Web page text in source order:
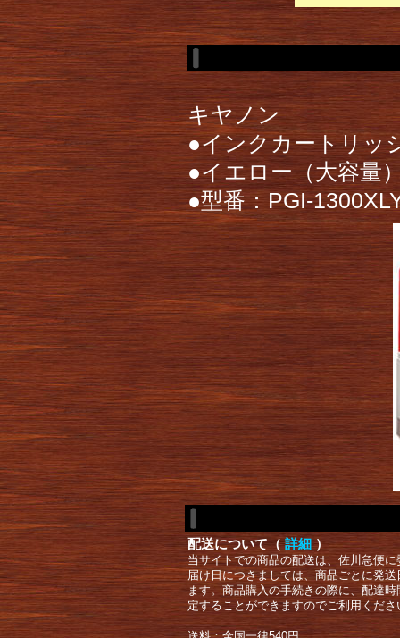
キヤノン
●インクカートリッ
●イエロー（大容量
●型番：PGI-
配送について（ 詳細 ）
当サイトでの商品の配送は、佐川急便
届け日につきましては、商品ごとに発
ます。商品購入の手続きの際に、配達
定することができますのでご利用くださ